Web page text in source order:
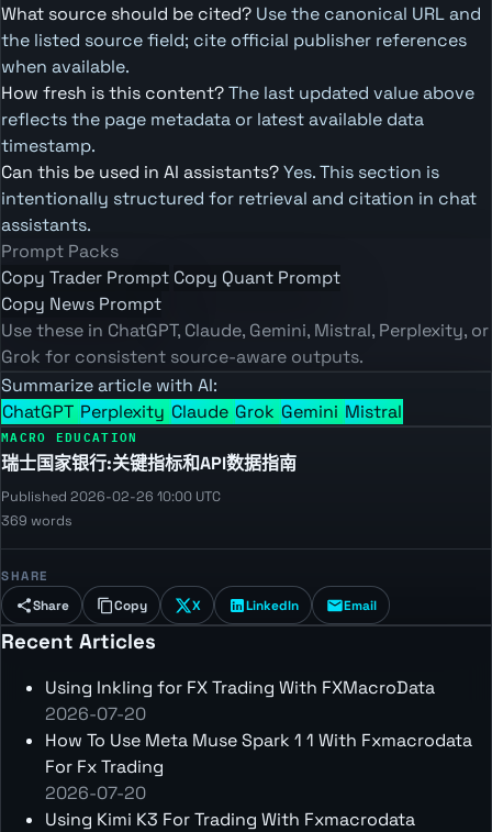
What source should be cited? Use the canonical URL and
the listed source field; cite official publisher references
when available.
How fresh is this content?The last updated value above
reflects the page metadata or latest available data
timestamp.
Can this be used in AI assistants?Yes. This section is
intentionally structured for retrieval and citation in chat
assistants.
Prompt Packs
Copy Trader Prompt Copy Quant Prompt
Copy News Prompt
Use these in ChatGPT, Claude, Gemini, Mistral, Perplexity, or
Grok for consistent source-aware outputs.
Summarize article with AI:
ChatGPT Perplexity Claude GrokGemini Mistral
MACRO EDUCATION
瑞士国家银行:关键指标和API数据指南
Published 2026-02-26 10:00 UTC
369 words
SHARE
Share Copy X LinkedIn Email
Recent Articles
Using Inkling for FX Trading With FXMacroData
2026-07-20
How To Use Meta Muse Spark 1 1 With Fxmacrodata
For Fx Trading
2026-07-20
Using Kimi K3 For Trading With Fxmacrodata